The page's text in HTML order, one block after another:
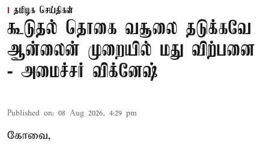
தமிழக செய்திகள்
கூடுதல் தொகை வசூலை தடுக்கவே
ஆன்லைன் முறையில் மது விற்பனை
- அமைச்சர் விக்னேஷ்
Published on: 08 Aug 2026, 4:29 pm
கோவை,